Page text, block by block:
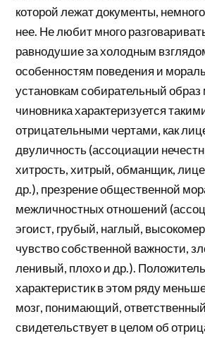
которой лежат документы,
нее. Не любит много
равнодушие за холодным
особенностям поведения и
установкам собирательный
чиновника характеризуется
отрицательными чертами, как
двуличность (ассоциации
хитрость, хитрый, обманщик,
др.), презрение общественной
межличностных отношений
эгоист, грубый, наглый,
чувство собственной важности,
ленивый, плохо и др.).
характеристик в этом ряду
мозг, понимающий,
свидетельствует в целом об